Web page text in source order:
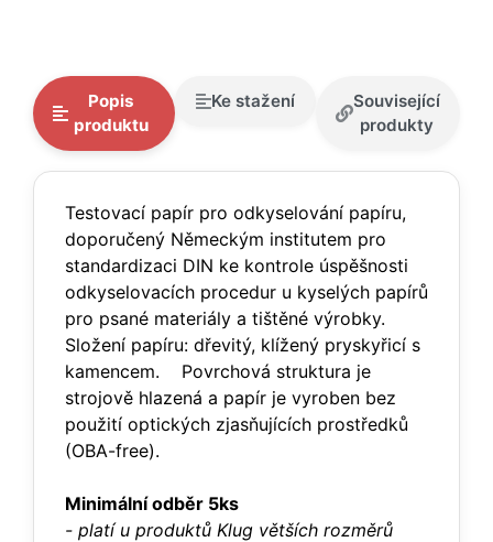
Popis
produktu
Ke stažení
Související
produkty
Testovací papír pro odkyselování papíru,
doporučený Německým institutem pro
standardizaci DIN ke kontrole úspěšnosti
odkyselovacích procedur u kyselých papírů
pro psané materiály a tištěné výrobky.
Složení papíru: dřevitý, klížený pryskyřicí s
kamencem. Povrchová struktura je
strojově hlazená a papír je vyroben bez
použití optických zjasňujících prostředků
(OBA-free).
Minimální odběr 5ks
- platí u produktů Klug větších rozměrů